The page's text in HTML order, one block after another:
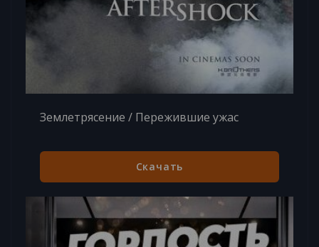
Землетрясение / Пережившие ужас
Скачать